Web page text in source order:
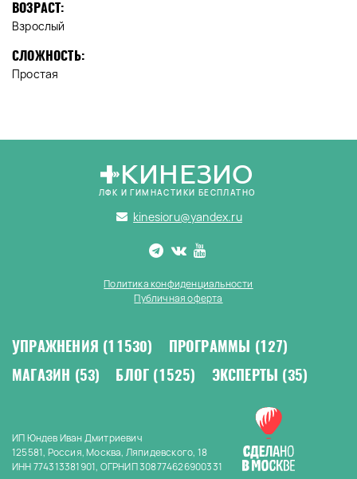
ВОЗРАСТ:
Взрослый
СЛОЖНОСТЬ:
Простая
КИНЕЗИО
ЛФК И ГИМНАСТИКИ БЕСПЛАТНО
kinesioru@yandex.ru
Политика конфиденциальности
Публичная оферта
УПРАЖНЕНИЯ (11530) ПРОГРАММЫ (127)
МАГАЗИН (53) БЛОГ (1525) ЭКСПЕРТЫ (35)
ИП Юндев Иван Дмитриевич
125581, Россия, Москва, Ляпидевского, 18
ИНН 774313381901, ОГРНИП 308774626900331